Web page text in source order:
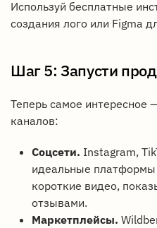
Используй бесплатные
создания лого или Figma
Шаг 5: Запусти
Теперь самое интересное
каналов:
Соцсети. Instagram,
идеальные
короткие видео,
отзывами.
Маркетплейсы.